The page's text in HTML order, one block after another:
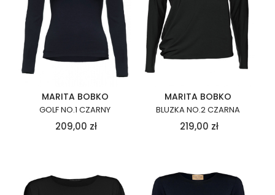
MARITA BOBKO
GOLF NO.1 CZARNY
209,00 zł
MARITA BOBKO
BLUZKA NO.2 CZARNA
219,00 zł